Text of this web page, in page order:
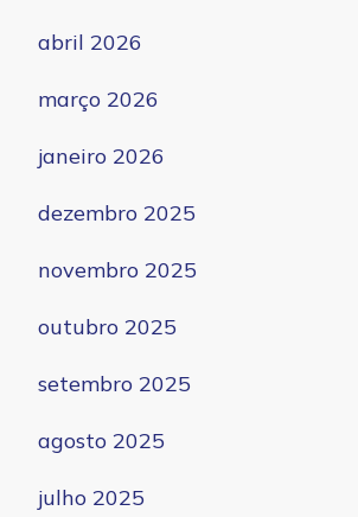
abril 2026
março 2026
janeiro 2026
dezembro 2025
novembro 2025
outubro 2025
setembro 2025
agosto 2025
julho 2025